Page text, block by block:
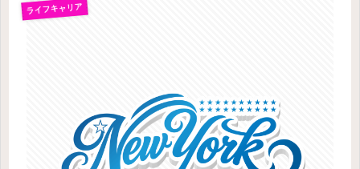
ライフキャリア